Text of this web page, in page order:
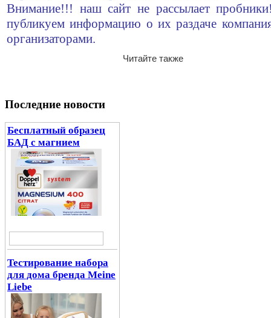
Внимание!!! наш сайт не рассылает
публикуем информацию о их раздаче
организаторами.
Читайте также
Последние новости
Бесплатный образец
БАД с магнием
Тестирование набора
для дома бренда Meine
Liebe